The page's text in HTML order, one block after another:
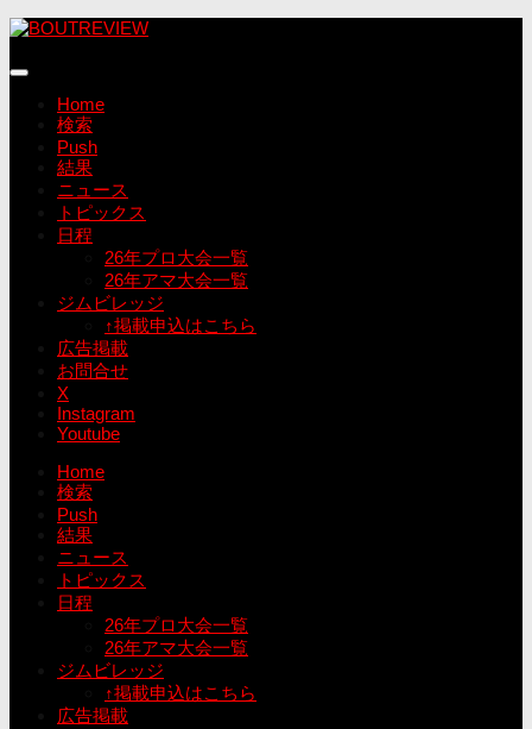
コ
テ
Home
検索
Push
結果
ニュース
トピックス
日程
26年プロ大会一覧
26年アマ大会一覧
ジムビレッジ
↑掲載申込はこちら
広告掲載
お問合せ
X
Instagram
Youtube
Home
検索
Push
結果
ニュース
トピックス
日程
26年プロ大会一覧
26年アマ大会一覧
ジムビレッジ
↑掲載申込はこちら
広告掲載